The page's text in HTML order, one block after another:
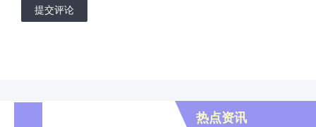
提交评论
热点资讯